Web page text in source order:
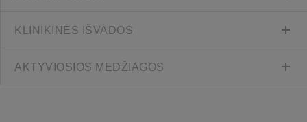
KLINIKINĖS IŠVADOS
AKTYVIOSIOS MEDŽIAGOS